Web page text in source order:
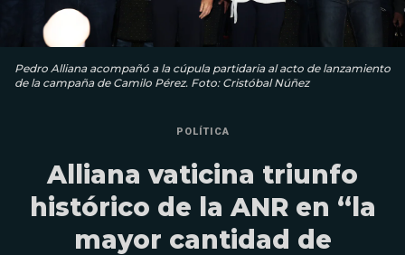
Pedro Alliana acompañó a la cúpula partidaria al acto de lanzamiento
de la campaña de Camilo Pérez. Foto: Cristóbal Núñez
POLÍTICA
Alliana vaticina triunfo
histórico de la ANR en “la
mayor cantidad de